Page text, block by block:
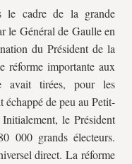
le cadre de la grande
le Général de Gaulle en
du Président de la
réforme importante aux
avait tirées, pour les
de peu au Petit-
le Président
000 grands électeurs.
direct. La réforme